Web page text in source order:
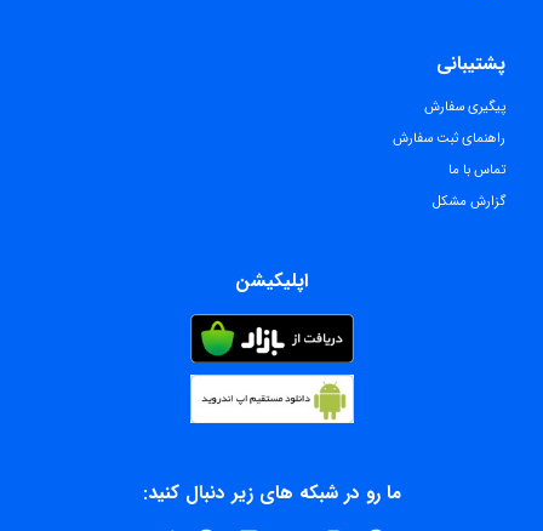
پشتیبانی
پیگیری سفارش
راهنمای ثبت سفارش
تماس با ما
گزارش مشکل
اپلیکیشن
ما رو در شبکه های زیر دنبال کنید: